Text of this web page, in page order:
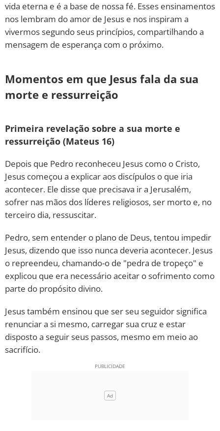
vida eterna e é a base de nossa fé. Esses ensinamentos
nos lembram do amor de Jesus e nos inspiram a
vivermos segundo seus princípios, compartilhando a
mensagem de esperança com o próximo.
Momentos em que Jesus fala da sua
morte e ressurreição
Primeira revelação sobre a sua morte e
ressurreição (Mateus 16)
Depois que Pedro reconheceu Jesus como o Cristo,
Jesus começou a explicar aos discípulos o que iria
acontecer. Ele disse que precisava ir a Jerusalém,
sofrer nas mãos dos líderes religiosos, ser morto e, no
terceiro dia, ressuscitar.
Pedro, sem entender o plano de Deus, tentou impedir
Jesus, dizendo que isso nunca deveria acontecer. Jesus
o repreendeu, chamando-o de "pedra de tropeço" e
explicou que era necessário aceitar o sofrimento como
parte do propósito divino.
Jesus também ensinou que ser seu seguidor significa
renunciar a si mesmo, carregar sua cruz e estar
disposto a seguir seus passos, mesmo em meio ao
sacrifício.